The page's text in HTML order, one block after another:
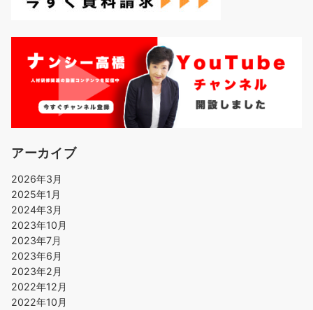
アーカイブ
2026年3月
2025年1月
2024年3月
2023年10月
2023年7月
2023年6月
2023年2月
2022年12月
2022年10月